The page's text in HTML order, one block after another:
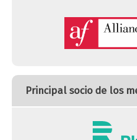
Principal socio de los